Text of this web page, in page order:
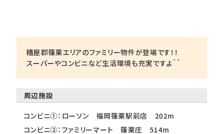
糟屋郡篠栗エリアのファミリー物件が登場です！！
スーパーやコンビニなど生活環境も充実ですよ＾＾
周辺施設
コンビニ①：ローソン 福岡篠栗駅前店 202m
コンビニ②：ファミリーマート 篠栗庄 514m